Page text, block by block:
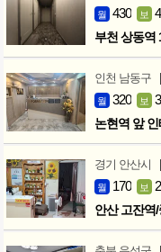
월 430 보
부천 상동역
인천 남동구 |
월 320 보
논현역 앞
경기 안산시 |
월 170 보
안산 고잔역